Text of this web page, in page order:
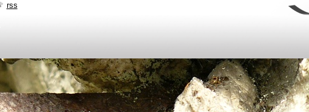
rss